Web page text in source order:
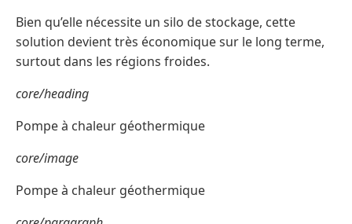
Bien qu’elle nécessite un silo de stockage, cette
solution devient très économique sur le long terme,
surtout dans les régions froides.
core/heading
Pompe à chaleur géothermique
core/image
Pompe à chaleur géothermique